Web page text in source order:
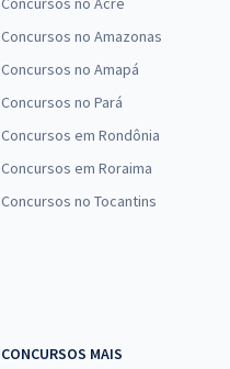
Concursos no Amazonas
Concursos no Amapá
Concursos no Pará
Concursos em Rondônia
Concursos em Roraima
Concursos no Tocantins
CONCURSOS MAIS